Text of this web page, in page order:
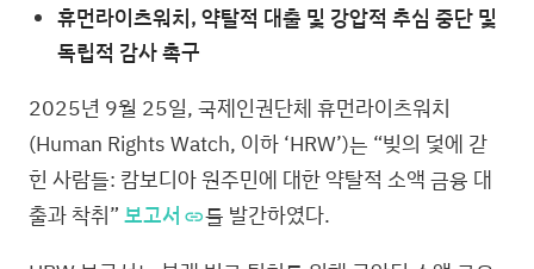
휴먼라이츠워치, 약탈적 대출 및 강압적 추심 중단 및
독립적 감사 촉구
2025년 9월 25일, 국제인권단체 휴먼라이츠워치
(Human Rights Watch, 이하 ‘HRW’)는 “빚의 덫에 갇
힌 사람들: 캄보디아 원주민에 대한 약탈적 소액 금융 대
출과 착취” 보고서
를 발간하였다.